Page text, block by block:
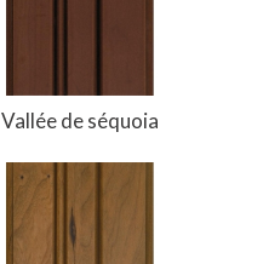
Vallée de séquoia